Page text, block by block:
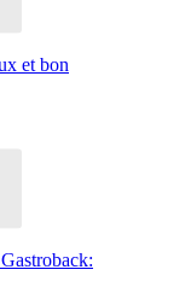
et bon